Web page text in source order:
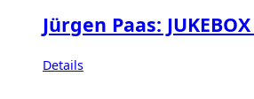
Jürgen Paas:
Details